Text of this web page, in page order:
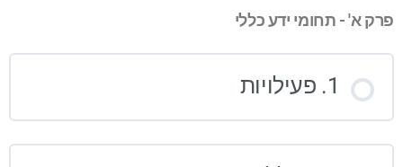
פרק א' - תחומי ידע כללי
1. פעילויות